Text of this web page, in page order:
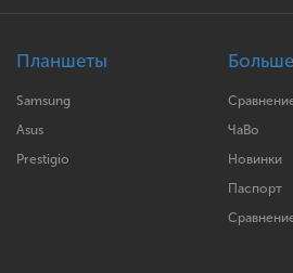
Планшеты
Samsung
Asus
Prestigio
Больше
ЧаВо
Новинки
Паспорт